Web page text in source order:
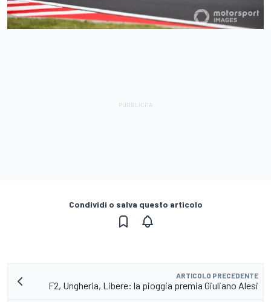
Condividi o salva questo articolo
ARTICOLO PRECEDENTE
F2, Ungheria, Libere: la pioggia premia Giuliano Alesi